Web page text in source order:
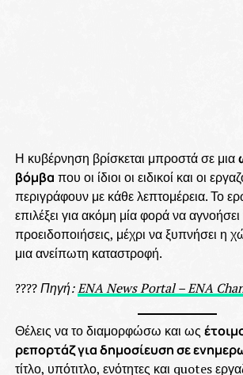
Η κυβέρνηση βρίσκεται μπροστά σε μια
βόμβα που οι ίδιοι οι ειδικοί και οι
περιγράφουν με κάθε λεπτομέρεια. Το
επιλέξει για ακόμη μία φορά να αγνοήσει
προειδοποιήσεις, μέχρι να ξυπνήσει η
μια ανείπωτη καταστροφή.
????Πηγή:ENA News Portal – ENA
Θέλεις να το διαμορφώσω και ως
ρεπορτάζ για δημοσίευση σε
τίτλο, υπότιτλο, ενότητες και quotes